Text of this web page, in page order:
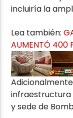
incluiría la
Lea también:
AUMENTÓ 400
y sede de